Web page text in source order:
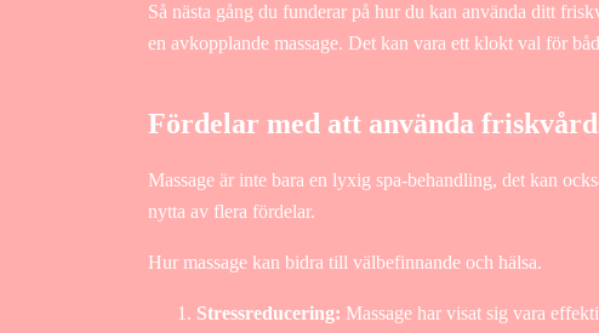
Så nästa gång du funderar på hur du kan använda ditt
en avkopplande massage. Det kan vara ett klokt val för
Fördelar med att använda
Massage är inte bara en lyxig spa-behandling, det kan
nytta av flera fördelar.
Hur massage kan bidra till välbefinnande och hälsa.
Stressreducering: Massage har visat sig vara